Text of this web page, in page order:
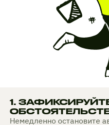
1.
Немедленно остановите